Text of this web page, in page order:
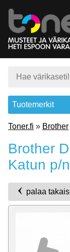
Tuotemerkit
Toner.fi » Brother
Brother
Katun p/
palaa